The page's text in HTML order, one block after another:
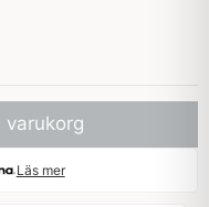
varukorg
Läs mer